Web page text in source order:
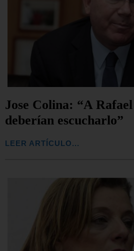
Jose Colina: “A
deberían escucharlo”
LEER ARTÍCULO...